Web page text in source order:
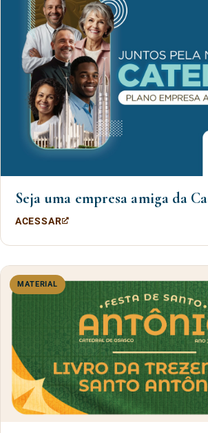
Seja uma empresa amiga da
ACESSAR
MATERIAL